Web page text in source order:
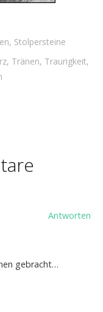
, Stolpersteine
, Tränen, Traurigkeit,
Antworten
gebracht…